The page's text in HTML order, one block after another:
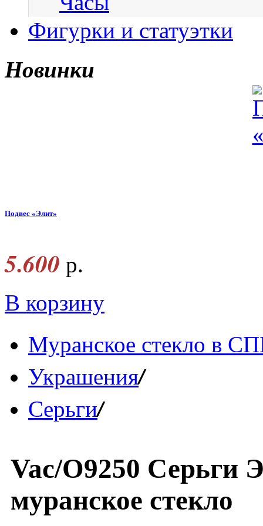
Фигурки и статуэтки
Новинки
Подвес «Элит»
5.600 р.
В корзину
Муранское стекло в
Украшения/
Серьги/
Vac/O9250 Серьги
муранское стекло